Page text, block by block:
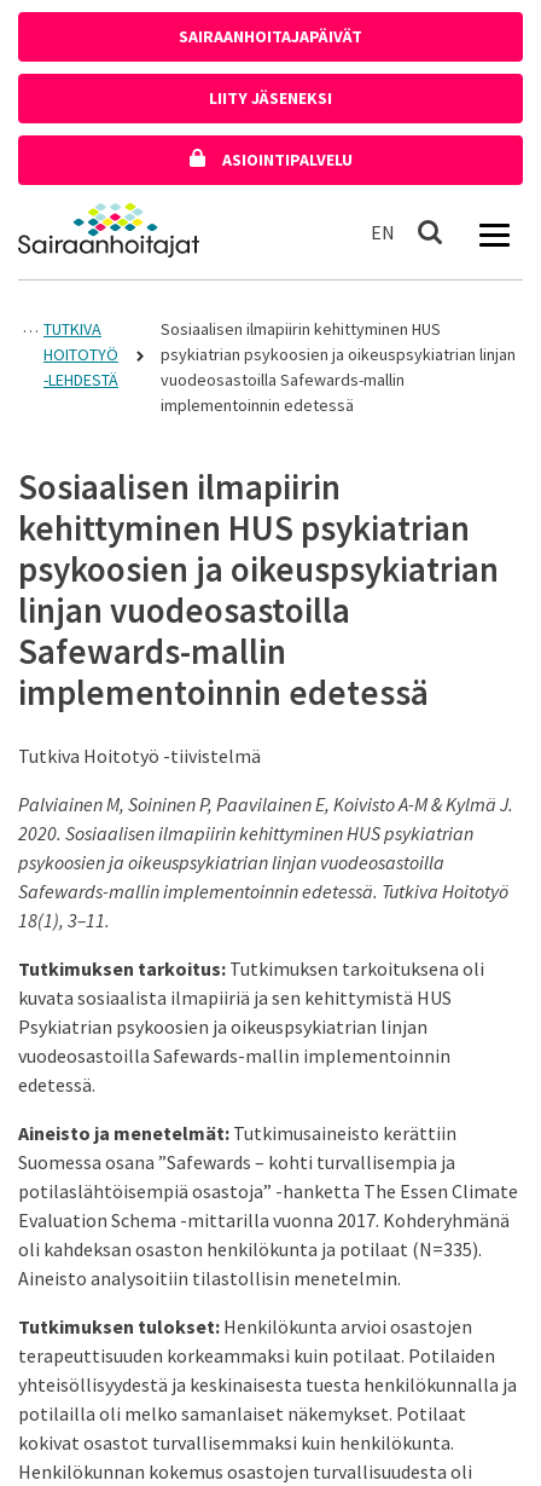
SAIRAANHOITAJAPÄIVÄT
LIITY JÄSENEKSI
ASIOINTIPALVELU
Etusivulle
EN In English
Haku
TUTKIVA
HOITOTYÖ
-LEHDESTÄ
Sosiaalisen ilmapiirin kehittyminen HUS
psykiatrian psykoosien ja oikeuspsykiatrian linjan
vuodeosastoilla Safewards-mallin
implementoinnin edetessä
Sosiaalisen ilmapiirin
kehittyminen HUS psykiatrian
psykoosien ja oikeuspsykiatrian
linjan vuodeosastoilla
Safewards-mallin
implementoinnin edetessä
Tutkiva Hoitotyö -tiivistelmä
Palviainen M, Soininen P, Paavilainen E, Koivisto A-M & Kylmä J.
2020. Sosiaalisen ilmapiirin kehittyminen HUS psykiatrian
psykoosien ja oikeuspsykiatrian linjan vuodeosastoilla
Safewards-mallin implementoinnin edetessä. Tutkiva Hoitotyö
18(1), 3–11.
Tutkimuksen tarkoitus: Tutkimuksen tarkoituksena oli
kuvata sosiaalista ilmapiiriä ja sen kehittymistä HUS
Psykiatrian psykoosien ja oikeuspsykiatrian linjan
vuodeosastoilla Safewards-mallin implementoinnin
edetessä.
Aineisto ja menetelmät: Tutkimusaineisto kerättiin
Suomessa osana ”Safewards – kohti turvallisempia ja
potilaslähtöisempiä osastoja” -hanketta The Essen Climate
Evaluation Schema -mittarilla vuonna 2017. Kohderyhmänä
oli kahdeksan osaston henkilökunta ja potilaat (N=335).
Aineisto analysoitiin tilastollisin menetelmin.
Tutkimuksen tulokset: Henkilökunta arvioi osastojen
terapeuttisuuden korkeammaksi kuin potilaat. Potilaiden
yhteisöllisyydestä ja keskinaisesta tuesta henkilökunnalla ja
potilailla oli melko samanlaiset näkemykset. Potilaat
kokivat osastot turvallisemmaksi kuin henkilökunta.
Henkilökunnan kokemus osastojen turvallisuudesta oli